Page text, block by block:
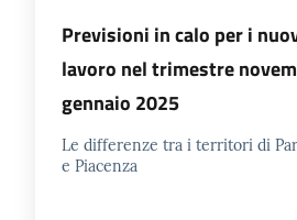
Previsioni in calo per i
lavoro nel trimestre
gennaio 2025
Le differenze tra i territori di
e Piacenza